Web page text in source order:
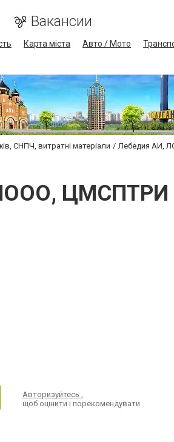
Вакансии
Карта міста Авто / Мото
СНПЧ, витратні матеріали Лебедия АИ,
ЦМСПТРИ
Авторизуйтесь,
щоб оцінити і порекомендувати